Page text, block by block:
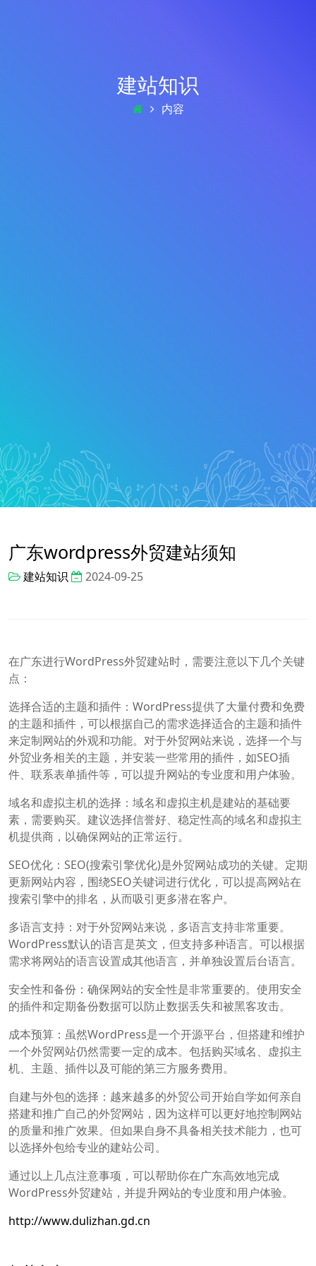
建站知识
内容
广东wordpress外贸建站须知
建站知识 2024-09-25
在广东进行WordPress外贸建站时，需要注意以下几个关键
点：
选择合适的主题和插件：WordPress提供了大量付费和免费
的主题和插件，可以根据自己的需求选择适合的主题和插件
来定制网站的外观和功能。对于外贸网站来说，选择一个与
外贸业务相关的主题，并安装一些常用的插件，如SEO插
件、联系表单插件等，可以提升网站的专业度和用户体验。
域名和虚拟主机的选择：域名和虚拟主机是建站的基础要
素，需要购买。建议选择信誉好、稳定性高的域名和虚拟主
机提供商，以确保网站的正常运行。
SEO优化：SEO(搜索引擎优化)是外贸网站成功的关键。定期
更新网站内容，围绕SEO关键词进行优化，可以提高网站在
搜索引擎中的排名，从而吸引更多潜在客户。
多语言支持：对于外贸网站来说，多语言支持非常重要。
WordPress默认的语言是英文，但支持多种语言。可以根据
需求将网站的语言设置成其他语言，并单独设置后台语言。
安全性和备份：确保网站的安全性是非常重要的。使用安全
的插件和定期备份数据可以防止数据丢失和被黑客攻击。
成本预算：虽然WordPress是一个开源平台，但搭建和维护
一个外贸网站仍然需要一定的成本。包括购买域名、虚拟主
机、主题、插件以及可能的第三方服务费用。
自建与外包的选择：越来越多的外贸公司开始自学如何亲自
搭建和推广自己的外贸网站，因为这样可以更好地控制网站
的质量和推广效果。但如果自身不具备相关技术能力，也可
以选择外包给专业的建站公司。
通过以上几点注意事项，可以帮助你在广东高效地完成
WordPress外贸建站，并提升网站的专业度和用户体验。
http://www.dulizhan.gd.cn